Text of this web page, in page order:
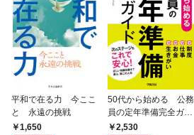
平和で在る力 今ここ
と 永遠の挑戦
1,650
50代から始める 公務
員の定年準備完全ガイ
ド2,530